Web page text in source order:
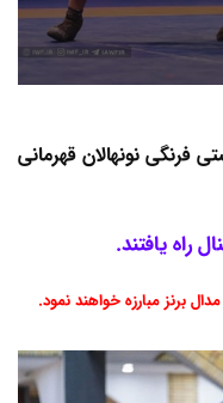
فرنگی نونهالان قهرمانی
راه یافتند.
برنز مبارزه خواهند نمود.